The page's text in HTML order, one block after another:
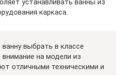
устанавливать ванны из
каркаса.
выбрать в классе
внимание на модели из
отличными техническими и